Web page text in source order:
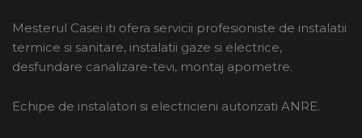
Mesterul Casei iti ofera servicii profesioniste de instalatii
termice si sanitare, instalatii gaze si electrice,
desfundare canalizare-tevi, montaj apometre.
Echipe de instalatori si electricieni autorizati ANRE.